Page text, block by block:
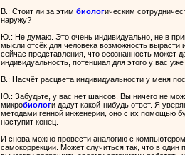
В.: Стоит ли за этим биологическим
наружу?
Ю.: Не думаю. Это очень индивидуально, не в
мысли отсёк для человека возможность вырасти
сейчас представления, что осознанность может
индивидуальность, потенциал для этого у вас
В.: Насчёт расцвета индивидуальности у меня
Ю.: Забудьте, у вас нет шансов. Вы ничего не
микробиологи дадут какой-нибудь ответ. Я
методами генной инженерии, оно с их помощью
наступит конец.
И снова можно провести аналогию с
самокоррекции. Может случиться так, что в